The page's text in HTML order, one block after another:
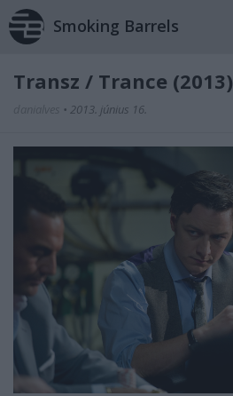
Smoking Barrels
Transz / Trance (2013)
• 2013. június 16.